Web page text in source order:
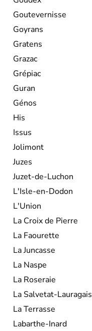
Goutevernisse
Goyrans
Gratens
Grazac
Grépiac
Guran
Génos
His
Issus
Jolimont
Juzes
Juzet-de-Luchon
L'Isle-en-Dodon
L'Union
La Croix de Pierre
La Faourette
La Juncasse
La Naspe
La Roseraie
La Salvetat-Lauragais
La Terrasse
Labarthe-Inard